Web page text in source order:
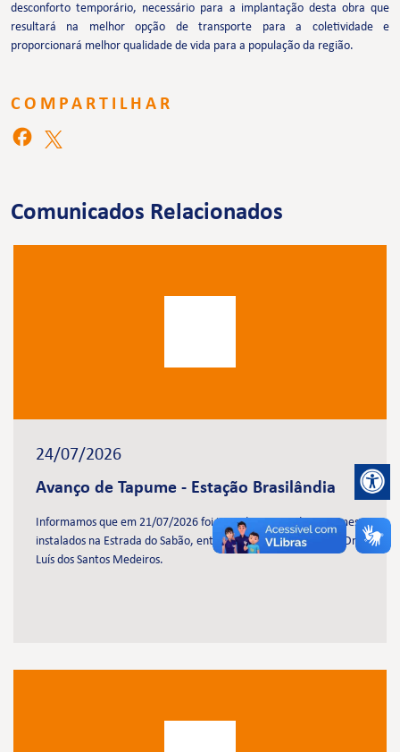
desconforto temporário, necessário para a implantação desta obra que
resultará na melhor opção de transporte para a coletividade e
proporcionará melhor qualidade de vida para a população da região.
COMPARTILHAR
Comunicados Relacionados
24/07/2026
Avanço de Tapume - Estação Brasilândia
Informamos que em 21/07/2026 foi iniciado avanço dos tapumes
instalados na Estrada do Sabão, entre as ruas José Antonioli e Dr.
Luís dos Santos Medeiros.